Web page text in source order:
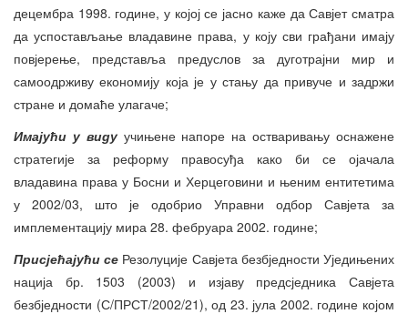
децембра 1998. године, у којој се јасно каже да Савјет сматра
да успостављање владавине права, у коју сви грађани имају
повјерење, представља предуслов за дуготрајни мир и
самоодрживу економију која је у стању да привуче и задржи
стране и домаће улагаче;
Имајући у видуучињене напоре на остваривању оснажене
стратегије за реформу правосуђа како би се ојачала
владавина права у Босни и Херцеговини и њеним ентитетима
у 2002/03, што је одобрио Управни одбор Савјета за
имплементацију мира 28. фебруара 2002. године;
Присјећајући се Резолуције Савјета безбједности Уједињених
нација бр. 1503 (2003) и изјаву предсједника Савјета
безбједности (С/ПРСТ/2002/21), од 23. јула 2002. године којом